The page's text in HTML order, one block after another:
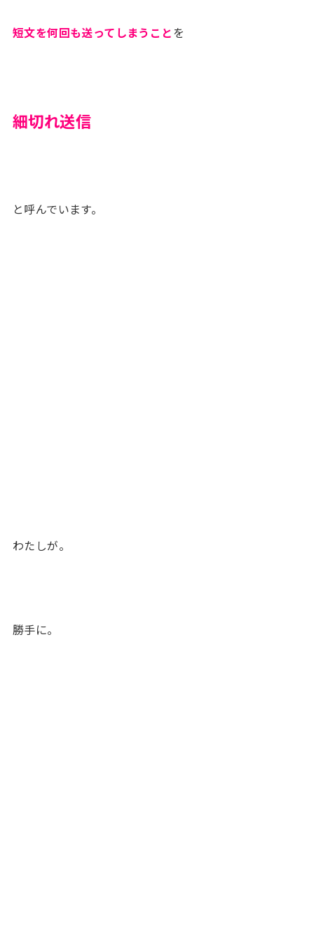
短文を何回も送ってしまうことを
細切れ送信
と呼んでいます。
わたしが。
勝手に。